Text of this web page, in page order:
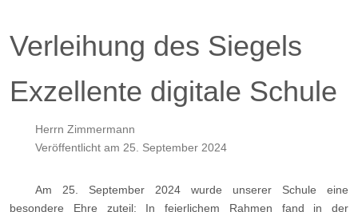
Verleihung des Siegels
Exzellente digitale Schule
Herrn Zimmermann
Veröffentlicht am 25. September 2024
Am 25. September 2024 wurde unserer Schule eine
besondere Ehre zuteil: In feierlichem Rahmen fand in der